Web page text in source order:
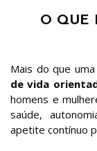
O QUE
Mais do que
de vida
homens e
saúde,
apetite contínuo